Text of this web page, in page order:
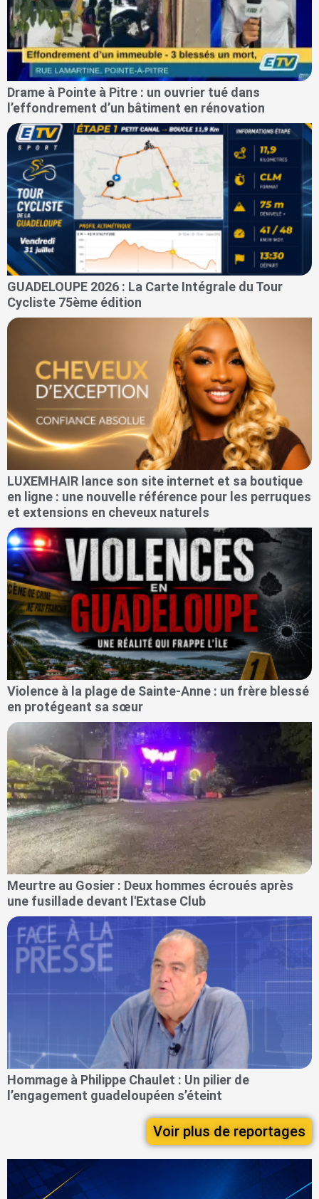
Drame à Pointe à Pitre : un ouvrier tué dans
l’effondrement d’un bâtiment en rénovation
GUADELOUPE 2026 : La Carte Intégrale du Tour
Cycliste 75ème édition
LUXEMHAIR lance son site internet et sa boutique
en ligne : une nouvelle référence pour les perruques
et extensions en cheveux naturels
Violence à la plage de Sainte-Anne : un frère blessé
en protégeant sa sœur
Meurtre au Gosier : Deux hommes écroués après
une fusillade devant l'Extase Club
Hommage à Philippe Chaulet : Un pilier de
l’engagement guadeloupéen s’éteint
Voir plus de reportages